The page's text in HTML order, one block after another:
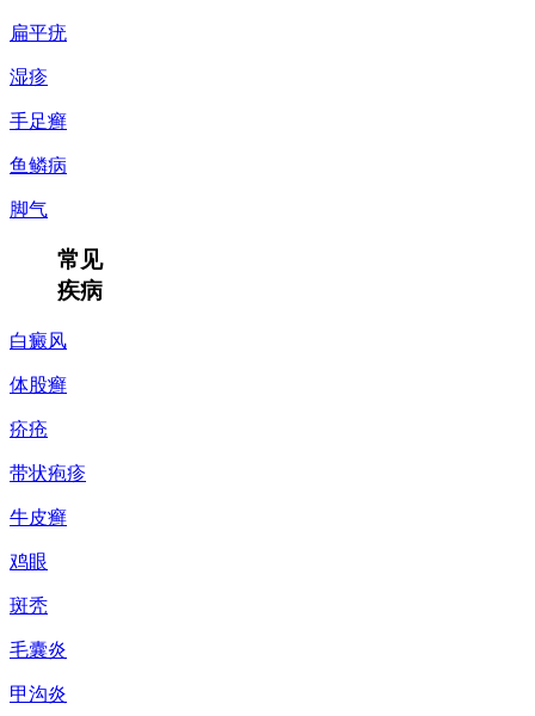
扁平疣
湿疹
手足癣
鱼鳞病
脚气
常见
疾病
白癜风
体股癣
疥疮
带状疱疹
牛皮癣
鸡眼
斑秃
毛囊炎
甲沟炎